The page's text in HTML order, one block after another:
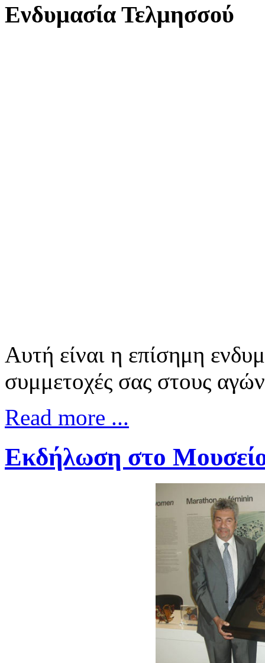
Ενδυμασία Τελμησσού
Αυτή είναι η επίσημη
συμμετοχές σας στους
Read more ...
Εκδήλωση στο